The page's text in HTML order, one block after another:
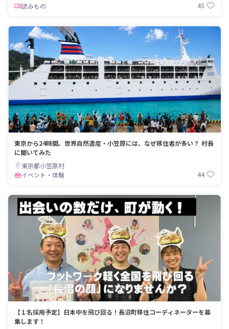
読みもの
45
東京から24時間。世界自然遺産・小笠原には、なぜ移住者が多い？ 村長
に聞いてみた
東京都小笠原村
イベント・体験
44
【１名採用予定】日本中を飛び回る！長沼町移住コーディネーターを募
集します！